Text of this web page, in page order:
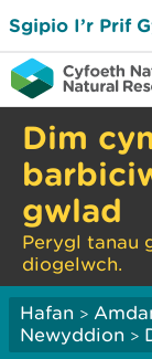
Sgipio I’r Prif
Dim
gwlad
Perygl tanau
diogelwch.
Hafan >
Newyddion >